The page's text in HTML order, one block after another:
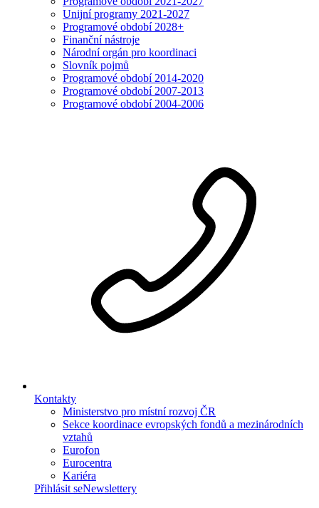
Unijní programy 2021-2027
Programové období 2028+
Finanční nástroje
Národní orgán pro koordinaci
Slovník pojmů
Programové období 2014-2020
Programové období 2007-2013
Programové období 2004-2006
Kontakty
Ministerstvo pro místní rozvoj ČR
Sekce koordinace evropských fondů a mezinárodních
vztahů
Eurofon
Eurocentra
Kariéra
Přihlásit seNewslettery